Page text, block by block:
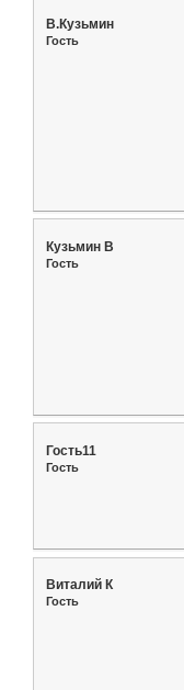
В.Кузьмин
Гость
Кузьмин В
Гость
Гость11
Гость
Виталий К
Гость